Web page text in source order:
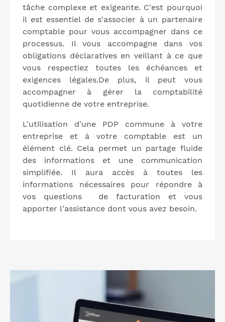
tâche complexe et exigeante. C'est pourquoi
il est essentiel de s'associer à un partenaire
comptable pour vous accompagner dans ce
processus. Il vous accompagne dans vos
obligations déclaratives en veillant à ce que
vous respectiez toutes les échéances et
exigences légales.De plus, il peut vous
accompagner à gérer la comptabilité
quotidienne de votre entreprise.
L'utilisation d'une PDP commune à votre
entreprise et à votre comptable est un
élément clé. Cela permet un partage fluide
des informations et une communication
simplifiée. Il aura accès à toutes les
informations nécessaires pour répondre à
vos questions de facturation et vous
apporter l'assistance dont vous avez besoin.